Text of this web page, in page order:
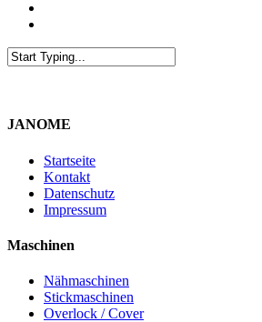
JANOME
Startseite
Kontakt
Datenschutz
Impressum
Maschinen
Nähmaschinen
Stickmaschinen
Overlock / Cover